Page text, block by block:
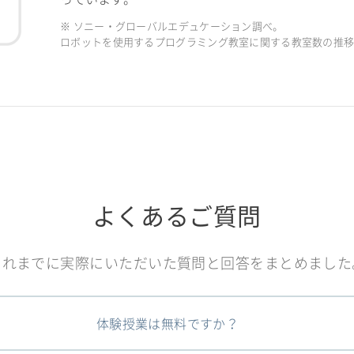
※ ソニー・グローバルエデュケーション調べ。
ロボットを使用するプログラミング教室に関する教室数の推
よくあるご質問
までに実際にいただいた質問と回答をまとめました
体験授業は無料ですか？